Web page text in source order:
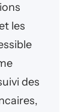
les
des